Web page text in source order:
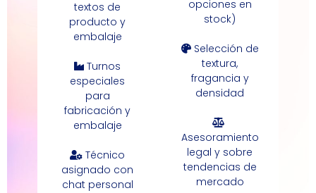
textos de
producto y
embalaje
Turnos
especiales
para
fabricación y
embalaje
Técnico
asignado con
chat personal
opciones en
stock)
Selección de
textura,
fragancia y
densidad
Asesoramiento
legal y sobre
tendencias de
mercado